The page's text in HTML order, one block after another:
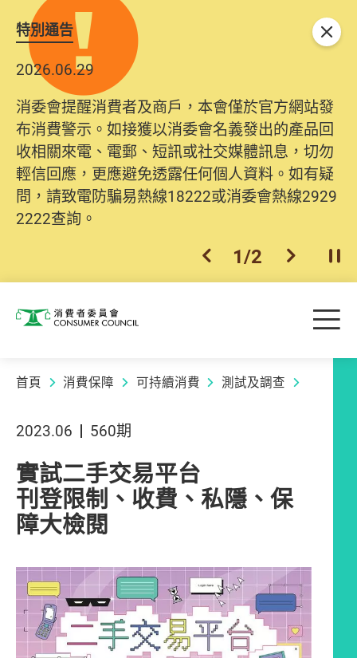
特別通告
2026.06.29
消委會提醒消費者及商戶，本會僅於官方網站發
布消費警示。如接獲以消委會名義發出的產品回
收相關來電、電郵、短訊或社交媒體訊息，切勿
輕信回應，更應避免透露任何個人資料。如有疑
問，請致電防騙易熱線18222或消委會熱線2929
2222查詢。
上一個
1/2 下一個開
關閉
消費者委員會 目
首頁 消費保障 可持續消費 測試及調查
2023.06 560期
實試二手交易平台
刊登限制、收費、私隱、保
障大檢閱